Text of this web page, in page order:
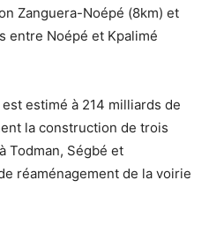
Zanguera-Noépé (8km) et
entre Noépé et Kpalimé
estimé à 214 milliards de
la construction de trois
Todman, Ségbé et
réaménagement de la voirie